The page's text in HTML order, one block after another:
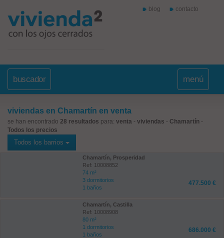
blog contacto
buscador menú
viviendas en Chamartín en venta
se han encontrado 28 resultados para: venta - viviendas - Chamartín -
Todos los precios
Todos los barrios
Chamartín, Prosperidad
Ref: 10008852
74 m²
3 dormitorios
1 baños
477.500 €
Chamartín, Castilla
Ref: 10008908
80 m²
1 dormitorios
1 baños
686.000 €